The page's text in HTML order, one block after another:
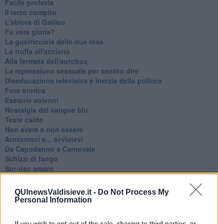
QUInewsValdisieve.it - Do Not Process My
Personal Information
Facile profezia
Il terzo compito
L'abiura di Galileo
Fu vera gloria?
La guerricciola delle due rose
La truffa all'anziano
Alla fermata dell'autobus
La repressione sessuale per sentito dire
Diseducazione televisiva e inerzia della politica
Foto storica
Esequie solenni
Nostalgia del sangue blu
Teste calde
Non avere e non essere
Armiamoci e... avviatevi
Da Capodanno a Carnevale
Schizzi di fango
Sor-riso amaro
La festa di Capodanno
Natale 2024